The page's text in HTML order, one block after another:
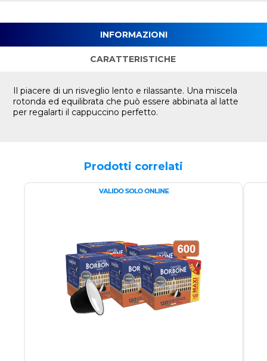
INFORMAZIONI
CARATTERISTICHE
Il piacere di un risveglio lento e rilassante. Una miscela
rotonda ed equilibrata che può essere abbinata al latte
per regalarti il ​​cappuccino perfetto.
Prodotti correlati